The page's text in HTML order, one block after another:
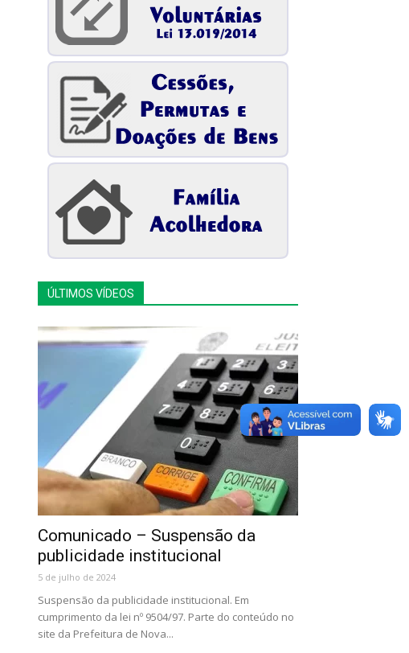
ÚLTIMOS VÍDEOS
Comunicado – Suspensão da
publicidade institucional
5 de julho de 2024
Suspensão da publicidade institucional. Em
cumprimento da lei nº 9504/97. Parte do conteúdo no
site da Prefeitura de Nova...